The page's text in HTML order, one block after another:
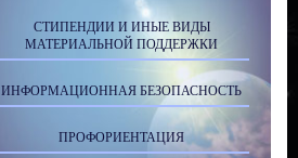
СТИПЕНДИИ И ИНЫЕ ВИДЫ
МАТЕРИАЛЬНОЙ ПОДДЕРЖКИ
ИНФОРМАЦИОННАЯ БЕЗОПАСНОСТЬ
ПРОФОРИЕНТАЦИЯ